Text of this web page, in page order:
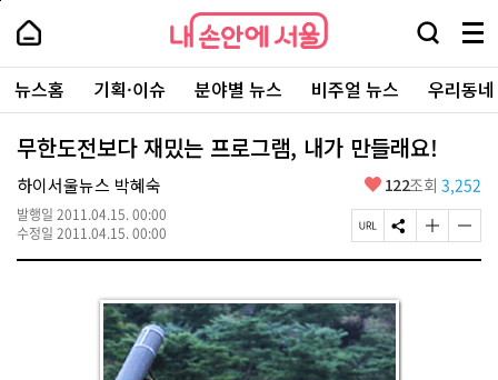
본
로
가
내
손
안
에
서
울
-
서
울
시
대
표
소
내
손
에
울
검
창
열
기
메
뉴
전
체
보
주
요
서
뉴스홈 기획·이슈 분야별 뉴스 비주얼 뉴스 우리동
무한도전보다 재밌는 프로그램, 내가 만들래요!
하이서울뉴스 박혜숙
발행일 2011.04.15. 00:00
수정일 2011.04.15. 00:00
좋
요
122조회 3,252
페
이
R
L
복
사
S
N
유
글
자
글
자
페
상
단
로